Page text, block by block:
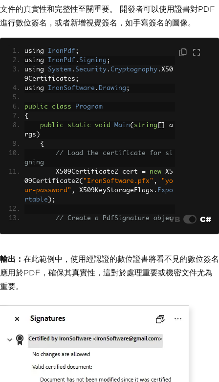
文件的真實性和完整性至關重要。 開發者可以使用證書對PDF
進行數位簽名，或者新增視覺簽名，如手寫簽名的圖像。
using IronPdf ;
using
IronPdf . Signing ;
using System . Security . Cryptography . X50
9Certificates ;
using
IronSoftware . Drawing ;
public class
Program
{
public
static void Main( string
a
rgs )
{
// Load the certificate for si
gning
        X509Certificate2 cert
= new X5
09Certificate2( "IronSoftware.pfx" ,
"yo
ur-password" , X509KeyStorageFlags . Expo
rtable );
// Create a PdfSignature objec
// Specify a signature image
        sig
.SignatureImage = new
PdfSi
ent
t.pdf");
}
VB C#
輸出： 在此範例中，使用經認證的數位證書將看不見的數位簽名
應用於PDF，確保其真實性，這對於處理重要或機密文件尤為
重要。